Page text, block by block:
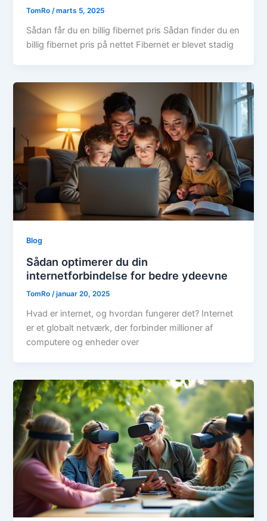
TomRo/marts 5, 2025
Sådan får du en billig fibernet pris Sådan finder du en
billig fibernet pris på nettet Fibernet er blevet stadig
Blog
Sådan optimerer du din
internetforbindelse for bedre ydeevne
TomRo/januar 20, 2025
Hvad er internet, og hvordan fungerer det? Internet
er et globalt netværk, der forbinder millioner af
computere og enheder over